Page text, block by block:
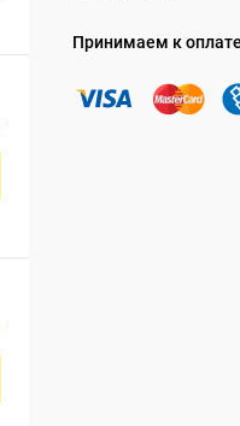
Принимаем к